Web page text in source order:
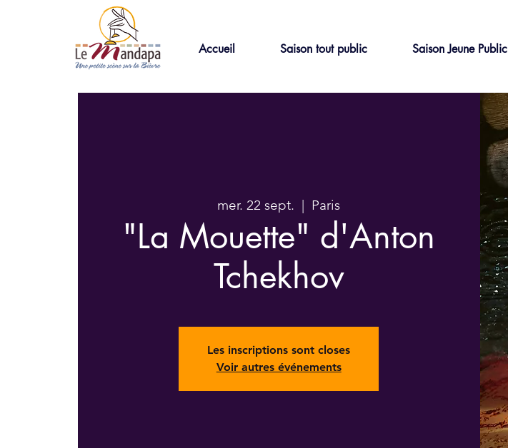
Accueil Saison tout public Saison Jeune Public
mer. 22 sept.
  |
Paris
"La Mouette" d'Anton
Tchekhov
Les inscriptions sont closes
Voir autres événements